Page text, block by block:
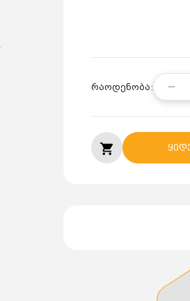
რაოდენობა: